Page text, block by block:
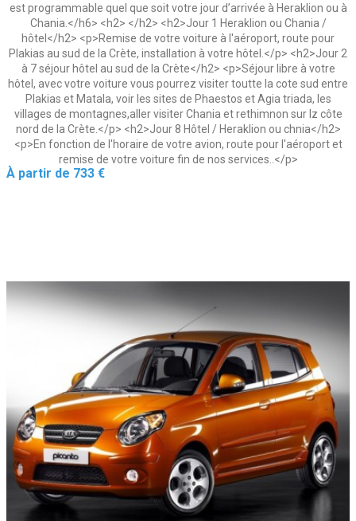
est programmable quel que soit votre jour d’arrivée à Heraklion ou à
Chania.</h6> <h2> </h2> <h2>Jour 1 Heraklion ou Chania /
hôtel</h2> <p>Remise de votre voiture à l'aéroport, route pour
Plakias au sud de la Crète, installation à votre hôtel.</p> <h2>Jour 2
à 7 séjour hôtel au sud de la Crète</h2> <p>Séjour libre à votre
hôtel, avec votre voiture vous pourrez visiter toutte la cote sud entre
Plakias et Matala, voir les sites de Phaestos et Agia triada, les
villages de montagnes,aller visiter Chania et rethimnon sur lz côte
nord de la Crète.</p> <h2>Jour 8 Hôtel / Heraklion ou chnia</h2>
<p>En fonction de l'horaire de votre avion, route pour l'aéroport et
remise de votre voiture fin de nos services..</p>
Prix
À partir de 733 €